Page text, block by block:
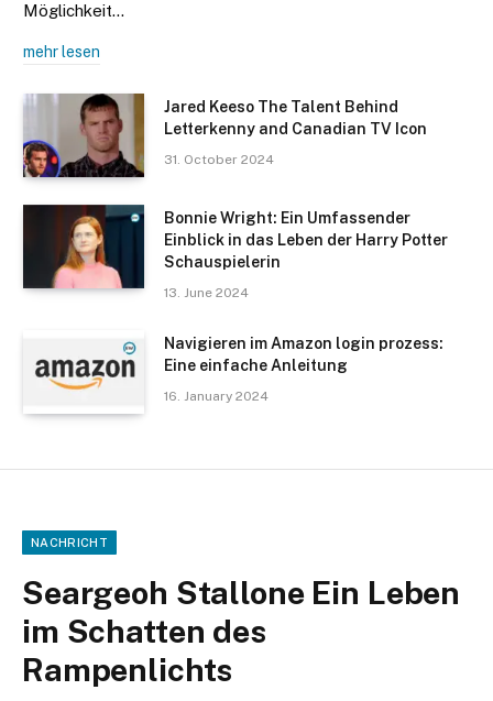
Möglichkeit…
mehr lesen
Jared Keeso The Talent Behind
Letterkenny and Canadian TV Icon
31. October 2024
Bonnie Wright: Ein Umfassender
Einblick in das Leben der Harry Potter
Schauspielerin
13. June 2024
Navigieren im Amazon login prozess:
Eine einfache Anleitung
16. January 2024
NACHRICHT
Seargeoh Stallone Ein Leben
im Schatten des
Rampenlichts